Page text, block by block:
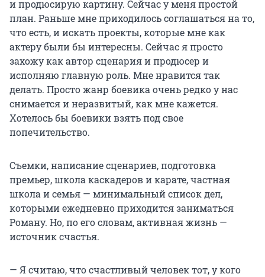
и продюсирую картину. Сейчас у меня простой
план. Раньше мне приходилось соглашаться на то,
что есть, и искать проекты, которые мне как
актеру были бы интересны. Сейчас я просто
захожу как автор сценария и продюсер и
исполняю главную роль. Мне нравится так
делать. Просто жанр боевика очень редко у нас
снимается и неразвитый, как мне кажется.
Хотелось бы боевики взять под свое
попечительство.
Съемки, написание сценариев, подготовка
премьер, школа каскадеров и карате, частная
школа и семья — минимальный список дел,
которыми ежедневно приходится заниматься
Роману. Но, по его словам, активная жизнь —
источник счастья.
— Я считаю, что счастливый человек тот, у кого